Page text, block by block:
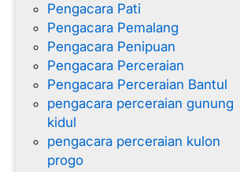
Pengacara Pati
Pengacara Pemalang
Pengacara Penipuan
Pengacara Perceraian
Pengacara Perceraian Bantul
pengacara perceraian gunung
kidul
pengacara perceraian kulon
progo